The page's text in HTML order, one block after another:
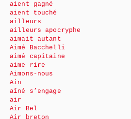
aient gagné
aient touché
ailleurs
ailleurs apocryphe
aimait autant
Aimé Bacchelli
aimé capitaine
aime rire
Aimons-nous
Ain
aîné s’engage
air
Air Bel
Air breton